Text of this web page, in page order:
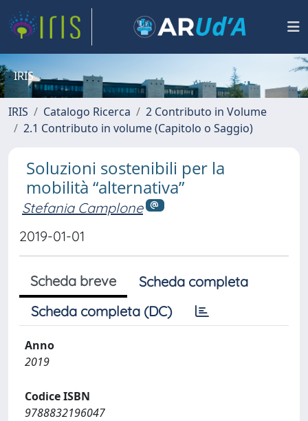
IRIS
IRIS Catalogo Ricerca
2 Contributo in Volume
2.1 Contributo in volume (Capitolo o Saggio)
Soluzioni sostenibili per la
mobilità “alternativa”
Stefania Camplone
2019-01-01
Scheda breve
Scheda completa
Scheda completa (DC)
Anno
2019
Codice ISBN
9788832196047